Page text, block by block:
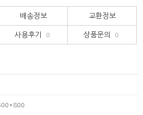
배송정보 교환정보
사용후기 0 상품문의 0